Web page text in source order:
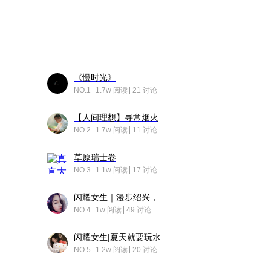
《慢时光》
NO.1 1.7w 阅读 21 讨论
【人间理想】寻常烟火
NO.2 1.7w 阅读 11 讨论
草原瑞士卷
NO.3 1.1w 阅读 17 讨论
NO.4 1w 阅读 49 讨论
NO.5 1.2w 阅读 20 讨论